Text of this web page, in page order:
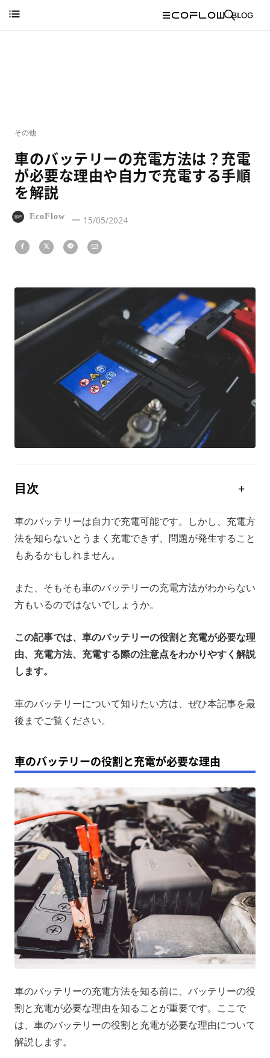
その他
車のバッテリーの充電方法は？充電
が必要な理由や自力で充電する手順
を解説
EcoFlow 15/05/2024
目次
車のバッテリーの充電方法
車のバッテリーを充電する際の注意点
まとめ
車のバッテリーは自力で充電可能です。しかし、充電方
法を知らないとうまく充電できず、問題が発生すること
もあるかもしれません。
また、そもそも車のバッテリーの充電方法がわからない
方もいるのではないでしょうか。
この記事では、車のバッテリーの役割と充電が必要な理
由、充電方法、充電する際の注意点をわかりやすく解説
します。
車のバッテリーについて知りたい方は、ぜひ本記事を最
後までご覧ください。
車のバッテリーの役割と充電が必要な理由
車のバッテリーの充電方法を知る前に、バッテリーの役
割と充電が必要な理由を知ることが重要です。ここで
は、車のバッテリーの役割と充電が必要な理由について
解説します。